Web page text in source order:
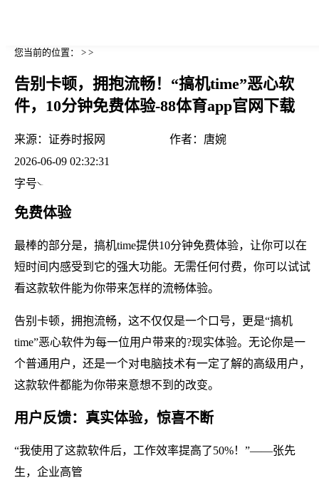
您当前的位置： > >
告别卡顿，拥抱流畅！“搞机time”恶心软
件，10分钟免费体验-88体育app官网下载
来源： 证券时报网 作者： 唐婉
2026-06-09 02:32:31
字号
免费体验
最棒的部分是，搞机time提供10分钟免费体验，让你可以在
短时间内感受到它的强大功能。无需任何付费，你可以试试
看这款软件能为你带来怎样的流畅体验。
告别卡顿，拥抱流畅，这不仅仅是一个口号，更是“搞机
time”恶心软件为每一位用户带来的?现实体验。无论你是一
个普通用户，还是一个对电脑技术有一定了解的高级用户，
这款软件都能为你带来意想不到的改变。
用户反馈：真实体验，惊喜不断
“我使用了这款软件后，工作效率提高了50%！”——张先
生，企业高管